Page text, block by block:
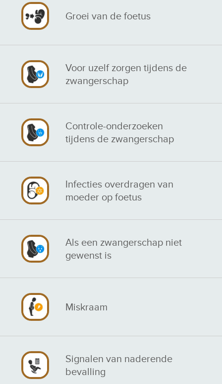
Groei van de foetus
Voor uzelf zorgen tijdens de
zwangerschap
Controle-onderzoeken
tijdens de zwangerschap
Infecties overdragen van
moeder op foetus
Als een zwangerschap niet
gewenst is
Miskraam
Signalen van naderende
bevalling